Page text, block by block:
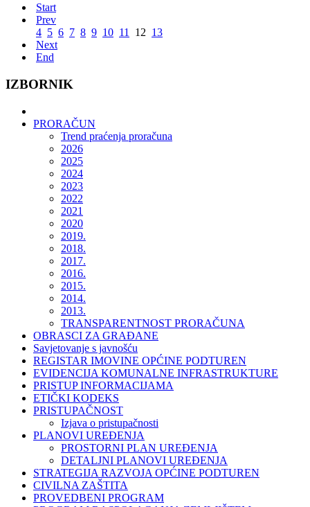
Start
Prev
4 5 6 7 8 9 10 11 12 13
Next
End
IZBORNIK
PRORAČUN
Trend praćenja proračuna
2026
2025
2024
2023
2022
2021
2020
2019.
2018.
2017.
2016.
2015.
2014.
2013.
TRANSPARENTNOST PRORAČUNA
OBRASCI ZA GRAĐANE
Savjetovanje s javnošću
REGISTAR IMOVINE OPĆINE PODTUREN
EVIDENCIJA KOMUNALNE INFRASTRUKTURE
PRISTUP INFORMACIJAMA
ETIČKI KODEKS
PRISTUPAČNOST
Izjava o pristupačnosti
PLANOVI UREĐENJA
PROSTORNI PLAN UREĐENJA
DETALJNI PLANOVI UREĐENJA
STRATEGIJA RAZVOJA OPĆINE PODTUREN
CIVILNA ZAŠTITA
PROVEDBENI PROGRAM